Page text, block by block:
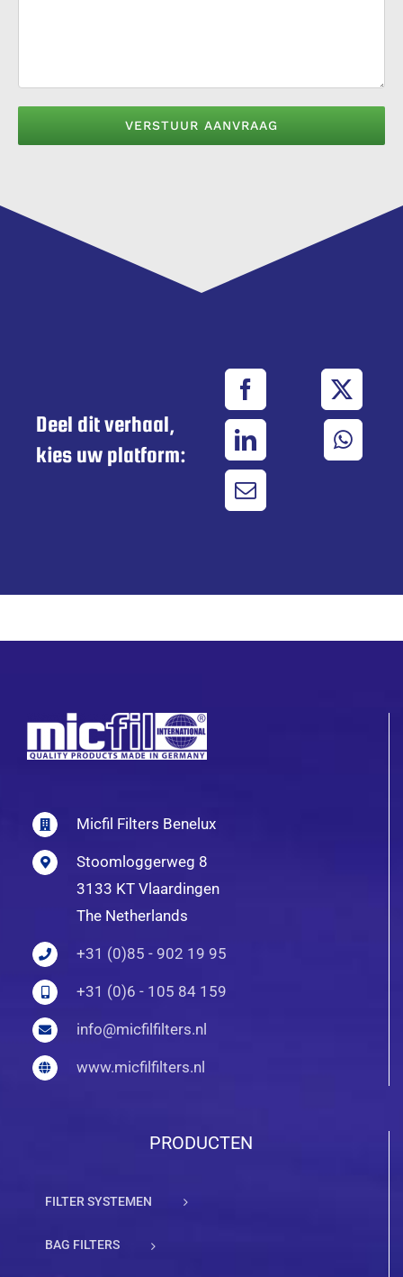
Deel dit verhaal,
kies uw platform:
Micfil Filters Benelux
Stoomloggerweg 8
3133 KT Vlaardingen
The Netherlands
+31 (0)85 - 902 19 95
+31 (0)6 - 105 84 159
info@micfilfilters.nl
www.micfilfilters.nl
PRODUCTEN
FILTER SYSTEMEN
BAG FILTERS